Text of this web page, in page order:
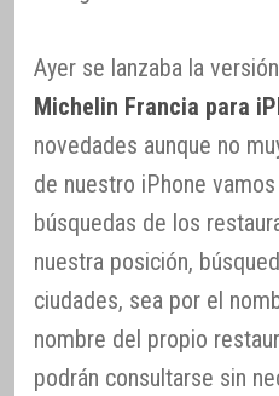
Ayer se lanzaba la
Michelin Francia para
novedades aunque no
de nuestro iPhone
búsquedas de los
nuestra posición,
ciudades, sea por el
nombre del propio
podrán consultarse sin